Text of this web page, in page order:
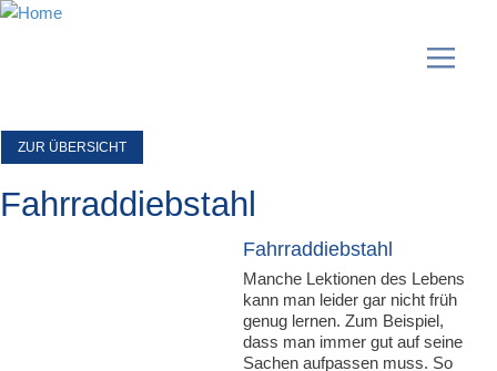
ZUR ÜBERSICHT
Fahrraddiebstahl
Fahrraddiebstahl
Manche Lektionen des Lebens
kann man leider gar nicht früh
genug lernen. Zum Beispiel,
dass man immer gut auf seine
Sachen aufpassen muss. So